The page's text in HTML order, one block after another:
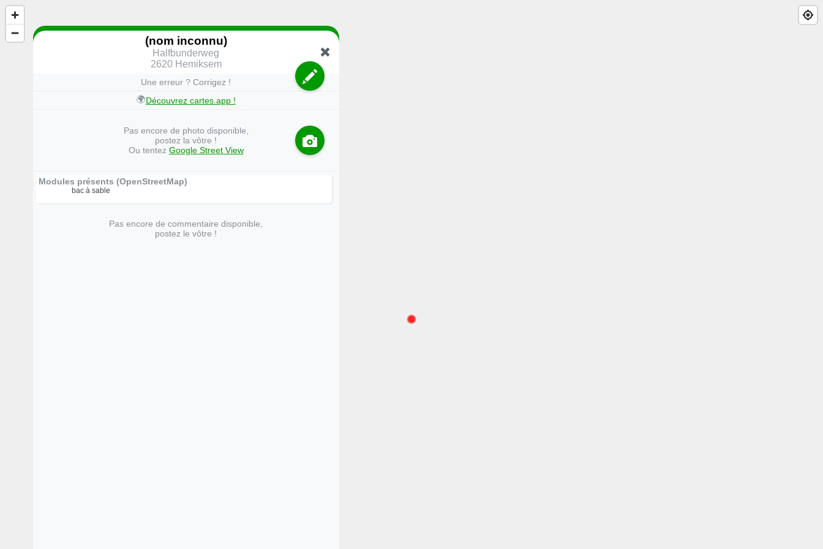
(nom inconnu)
Halfbunderweg
2620 Hemiksem
Une erreur ? Corrigez !
🌍Découvrez cartes.app !
Pas encore de photo disponible,
postez la vôtre !
Ou tentez Google Street View
Modules présents (OpenStreetMap)
bac à sable
Pas encore de commentaire disponible,
postez le vôtre !